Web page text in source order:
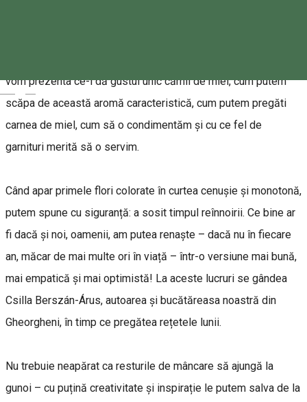
Magyar
vom prezenta ce-i dă gustul unic cărnii de miel, cum putem
scăpa de această aromă caracteristică, cum putem pregăti
carnea de miel, cum să o condimentăm și cu ce fel de
garnituri merită să o servim.
Când apar primele flori colorate în curtea cenușie și monotonă,
putem spune cu siguranță: a sosit timpul reînnoirii. Ce bine ar
fi dacă și noi, oamenii, am putea renaște – dacă nu în fiecare
an, măcar de mai multe ori în viață – într-o versiune mai bună,
mai empatică și mai optimistă! La aceste lucruri se gândea
Csilla Berszán-Árus, autoarea și bucătăreasa noastră din
Gheorgheni, în timp ce pregătea rețetele lunii.
Nu trebuie neapărat ca resturile de mâncare să ajungă la
gunoi – cu puțină creativitate și inspirație le putem salva de la